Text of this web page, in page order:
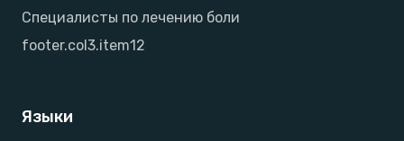
Специалисты по лечению боли
footer.col3.item12
Языки